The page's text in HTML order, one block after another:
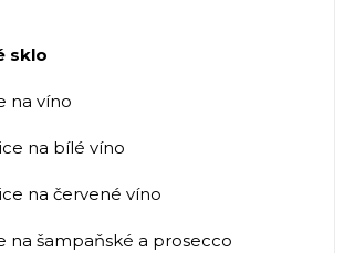
sklo
na víno
na bílé víno
na červené víno
na šampaňské a prosecco